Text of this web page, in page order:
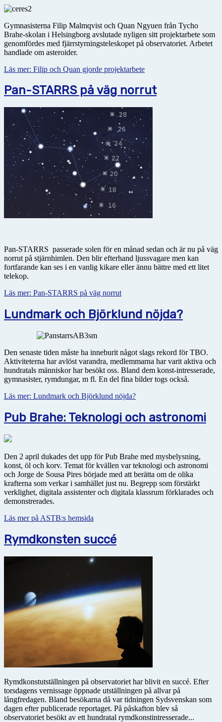
Gymnasisterna Filip Malmqvist och Quan Ngyuen från Tycho
Brahe-skolan i Helsingborg avslutade nyligen sitt projektarbete som
genomfördes med fjärrstyrningsteleskopet på observatoriet. Arbetet
handlade om asteroider.
Läs mer: Filip och Quan gjorde projektarbete
Pan-STARRS på väg norrut
Pan-STARRS passerade solen för en månad sedan och är nu på väg
norrut på stjärnhimlen. Den blir efterhand ljussvagare men kan
fortfarande kan ses i en vanlig kikare eller ännu bättre med ett litet
telekop.
Läs mer: Pan-STARRS på väg norrut
Lundmark och Björklund nöjda?
Den senaste tiden måste ha inneburit något slags rekord för TBO.
Aktiviteterna har avlöst varandra, medlemmarna har varit aktiva och
hundratals människor har besökt oss. Bland dem konst-intresserade,
gymnasister, rymdungar, m fl. En del fina bilder togs också.
Läs mer: Lundmark och Björklund nöjda?
Pub Brahe: Teknologi och astronomi
Den 2 april dukades det upp för Pub Brahe med mysbelysning,
konst, öl och korv. Temat för kvällen var teknologi och astronomi
och Jorge de Sousa Pires började med att berätta om de olika
krafterna som verkar i samhället just nu. Begrepp som förstärkt
verklighet, digitala assistenter och digitala klassrum förklarades och
demonstrerades.
Läs mer på ASTB:s hemsida
Rymdkonsten succé
Rymdkonstutställningen på observatoriet har blivit en succé. Efter
torsdagens vernissage öppnade utställningen på allvar på
långfredagen. Bland besökarna då var tidningen Sydsvenskan som
dagen efter publicerade reportaget. På påskafton blev så
observatoriet besökt av ett hundratal rymdkonstintresserade...